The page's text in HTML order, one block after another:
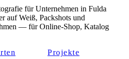
für Unternehmen in Fulda
auf Weiß, Packshots und
— für Online-Shop, Katalog
Projekte